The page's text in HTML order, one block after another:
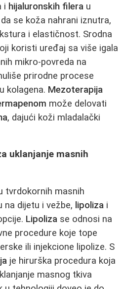
i hijaluronskih filera u
se koža nahrani iznutra,
i elastičnost. Srodna
koristi uređaj sa više igala
mikro-povreda na
prirodne procese
kolagena. Mezoterapija
može delovati
, dajući koži mladalački
uklanjanje masnih
tvrdokornih masnih
na dijetu i vežbe, lipoliza i
Lipoliza se odnosi na
procedure koje tope
ili injekcione lipolize. S
je hirurška procedura koja
masnog tkiva